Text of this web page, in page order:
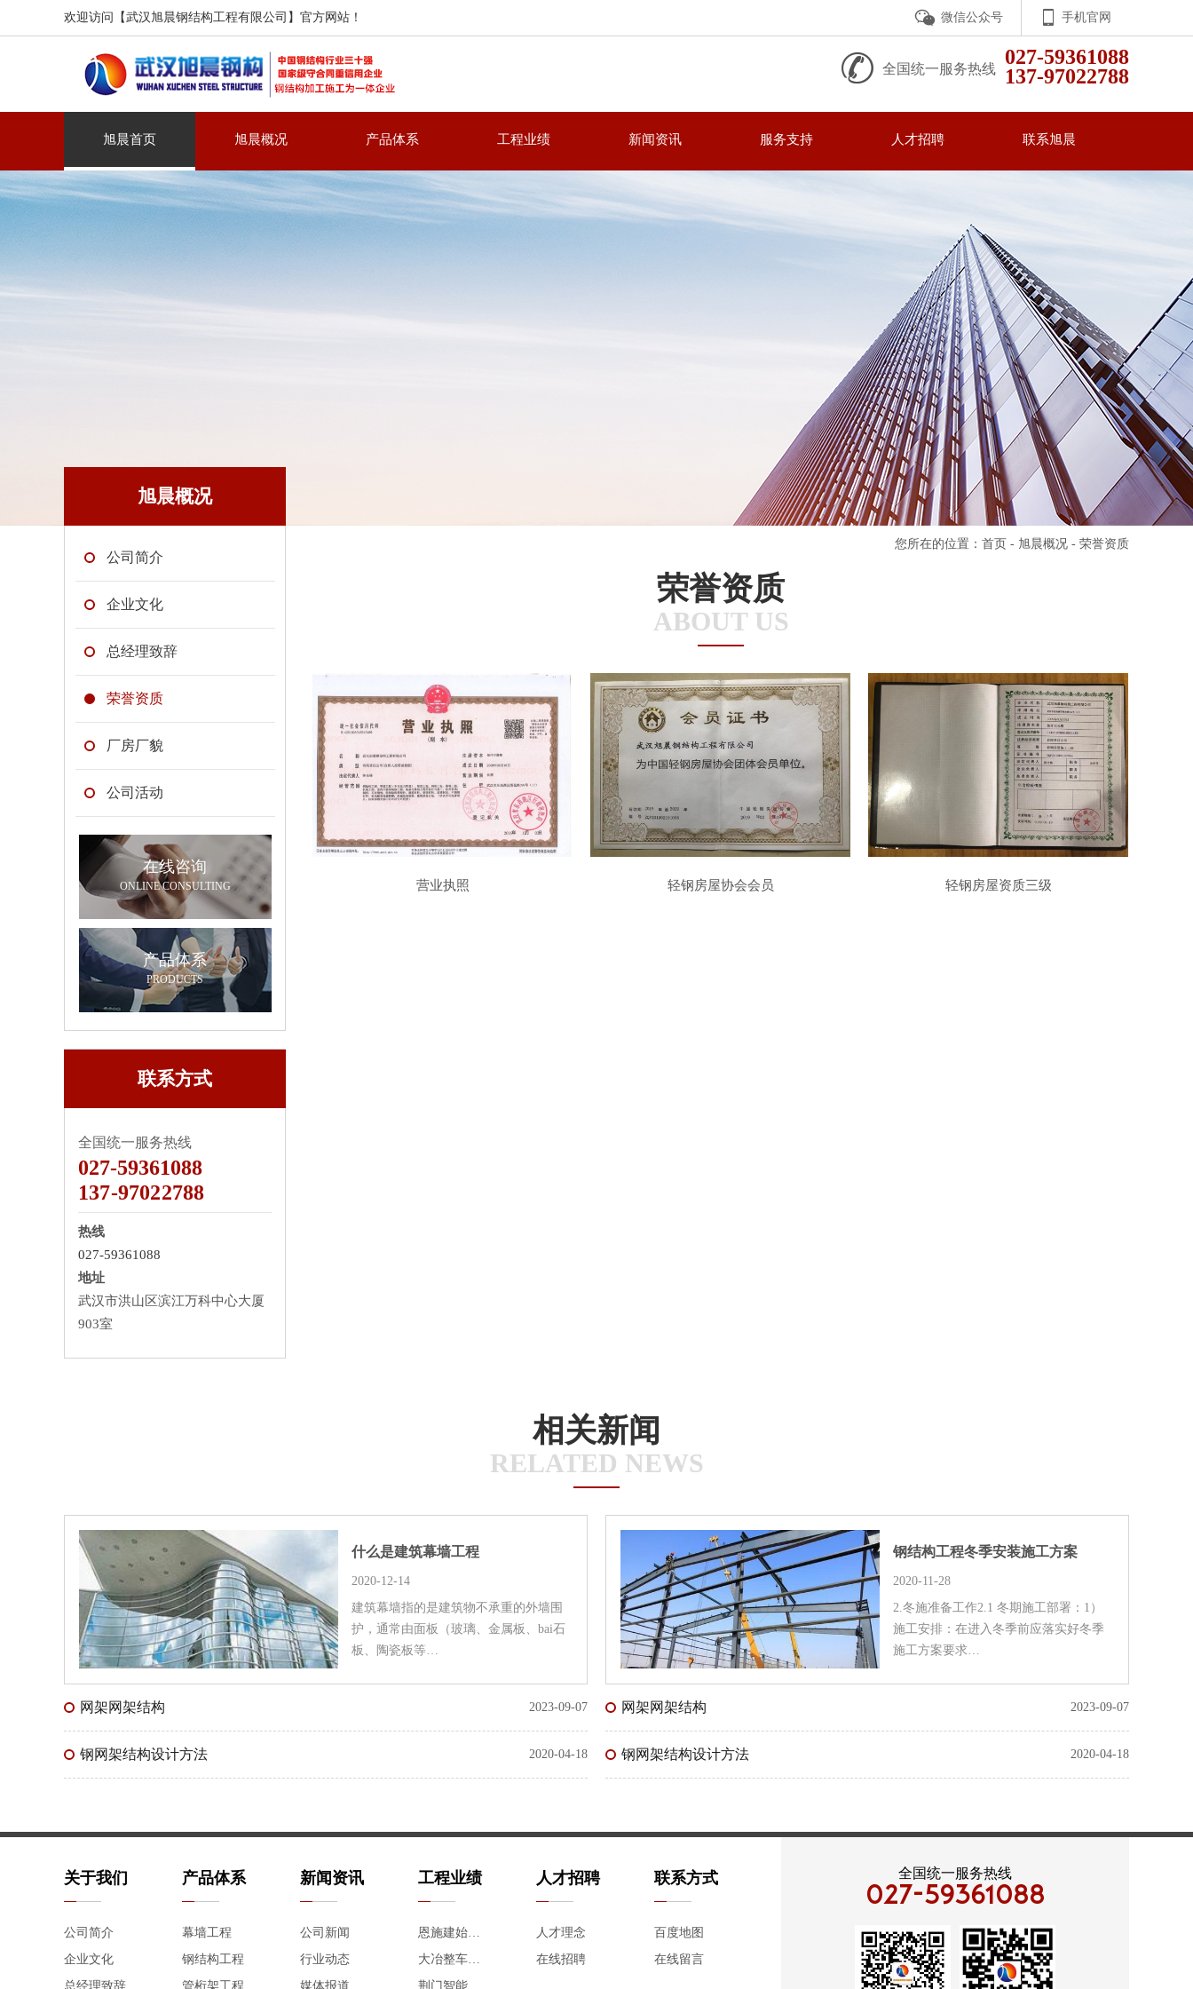
欢迎访问【武汉旭晨钢结构工程有限公司】官方网站！ 微信公众号 手机官网
全国统一服务热线
027-59361088
137-97022788
旭晨首页 旭晨概况 产品体系 工程业绩 新闻资讯 服务支持 人才招聘 联系旭晨
您所在的位置： 首页 - 旭晨概况 - 荣誉资质
旭晨概况
公司简介
企业文化
总经理致辞
荣誉资质
厂房厂貌
公司活动
在线咨询
ONLINE CONSULTING
产品体系
PRODUCTS
联系方式
全国统一服务热线
027-59361088
137-97022788
热线
027-59361088
地址
武汉市洪山区滨江万科中心大厦
903室
荣誉资质
ABOUT US
营业执照 轻钢房屋协会会员 轻钢房屋资质三级
相关新闻
RELATED NEWS
什么是建筑幕墙工程
2020-12-14
建筑幕墙指的是建筑物不承重的外墙围
护，通常由面板（玻璃、金属板、bai石
板、陶瓷板等…
网架网架结构 2023-09-07
钢网架结构设计方法 2020-04-18
钢结构工程冬季安装施工方案
2020-11-28
2.冬施准备工作2.1 冬期施工部署：1）
施工安排：在进入冬季前应落实好冬季
施工方案要求…
网架网架结构 2023-09-07
钢网架结构设计方法 2020-04-18
关于我们
公司简介
企业文化
总经理致辞
产品体系
幕墙工程
钢结构工程
管桁架工程
新闻资讯
公司新闻
行业动态
媒体报道
工程业绩
恩施建始黄鹤枫林景观钢结构玻璃平台
大冶整车及零部件钢结构工程（长城汽车产业园）
人才招聘
人才理念
在线招聘
联系方式
百度地图
在线留言
全国统一服务热线
027-59361088